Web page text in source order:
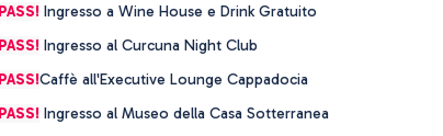
Ingresso a Wine House e Drink Gratuito
Ingresso al Curcuna Night Club
Caffè all'Executive Lounge Cappadocia
Ingresso al Museo della Casa Sotterranea